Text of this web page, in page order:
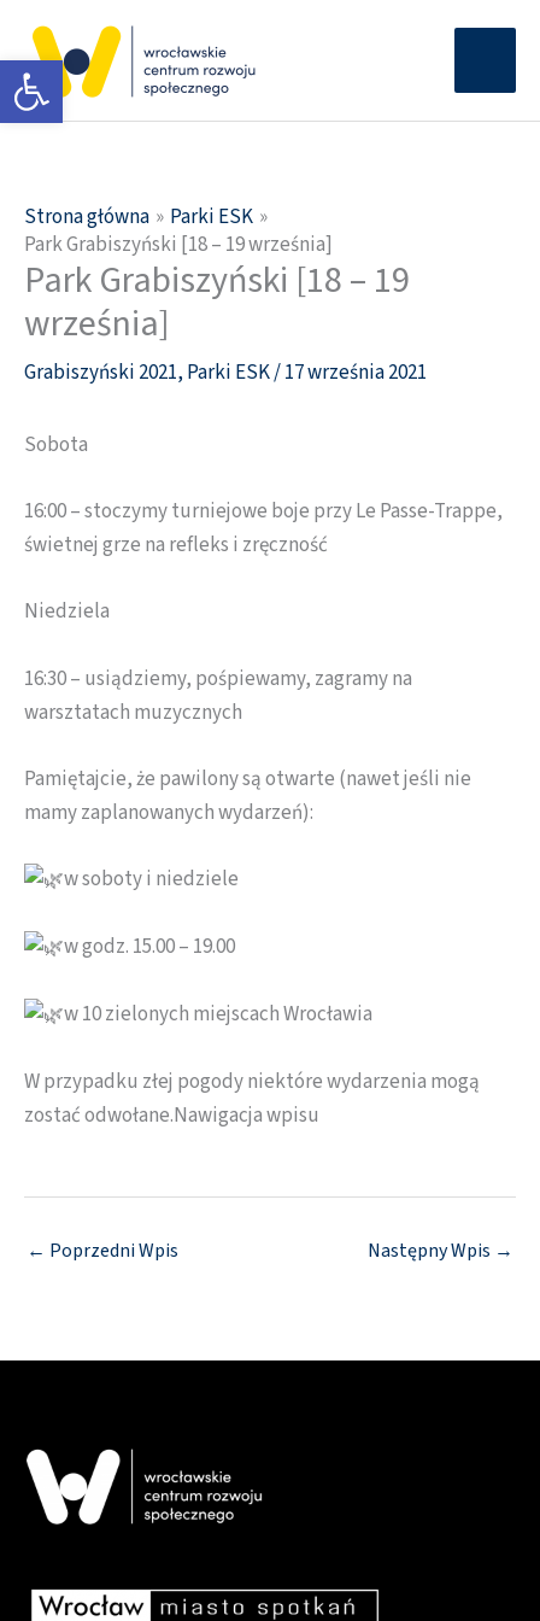
Otwórz pasek narzędzi
treści
Strona główna
Parki ESK
Park Grabiszyński [18 – 19 września]
Park Grabiszyński [18 – 19
września]
Grabiszyński 2021, Parki ESK/17 września 2021
Sobota
16:00 – stoczymy turniejowe boje przy Le Passe-Trappe,
świetnej grze na refleks i zręczność
Niedziela
16:30 – usiądziemy, pośpiewamy, zagramy na
warsztatach muzycznych
Pamiętajcie, że pawilony są otwarte (nawet jeśli nie
mamy zaplanowanych wydarzeń):
w soboty i niedziele
w godz. 15.00 – 19.00
w 10 zielonych miejscach Wrocławia
W przypadku złej pogody niektóre wydarzenia mogą
zostać odwołane.Nawigacja wpisu
← Poprzedni Wpis Następny Wpis →